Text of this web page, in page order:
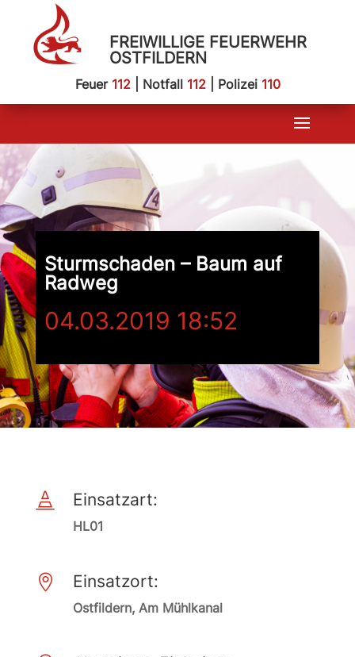
FREIWILLIGE FEUERWEHR
OSTFILDERN
Feuer 112| Notfall 112| Polizei 110
Sturmschaden – Baum auf
Radweg
04.03.2019 18:52
 Einsatzart:
HL01
 Einsatzort:
Ostfildern, Am Mühlkanal